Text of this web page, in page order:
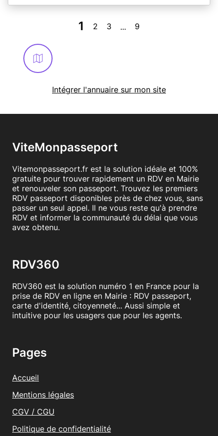
1 2 3 ... 9
Intégrer l'annuaire sur mon site
ViteMonpasseport
Vitemonpasseport.fr est la solution idéale et 100%
gratuite pour trouver rapidement un RDV en Mairie
et renouveler son passeport. Trouvez les premiers
RDV passeport disponibles près de chez vous, sans
passer un seul appel. Il ne vous reste qu'à prendre
RDV et informer la communauté du délai que vous
avez obtenu.
RDV360
RDV360 est la solution numéro 1 en France pour la
prise de RDV en ligne en Mairie : RDV passeport,
carte d'identité, citoyenneté... Aussi simple et
intuitive pour les usagers que pour les agents.
Pages
Accueil
Mentions légales
CGV / CGU
Politique de confidentialité